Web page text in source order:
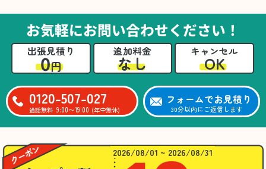
るのは難しかったと思います」との温かいお言
葉をいただきました。遺品整理という心の負担
が大きい作業において、少しでもA様の力にな
れたことをスタッフ一同嬉しく思います。
お気軽にお問い合わせください！
出張見積り
0円
追加料金
なし
キャンセル
OK
0120-507-027
通話無料 9:00〜19:00 (年中無休)
フォームでお見積り
30分以内にご返信します
2026/08/01 ~ 2026/08/31